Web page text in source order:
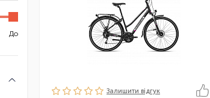
До
Залишити вiдгук